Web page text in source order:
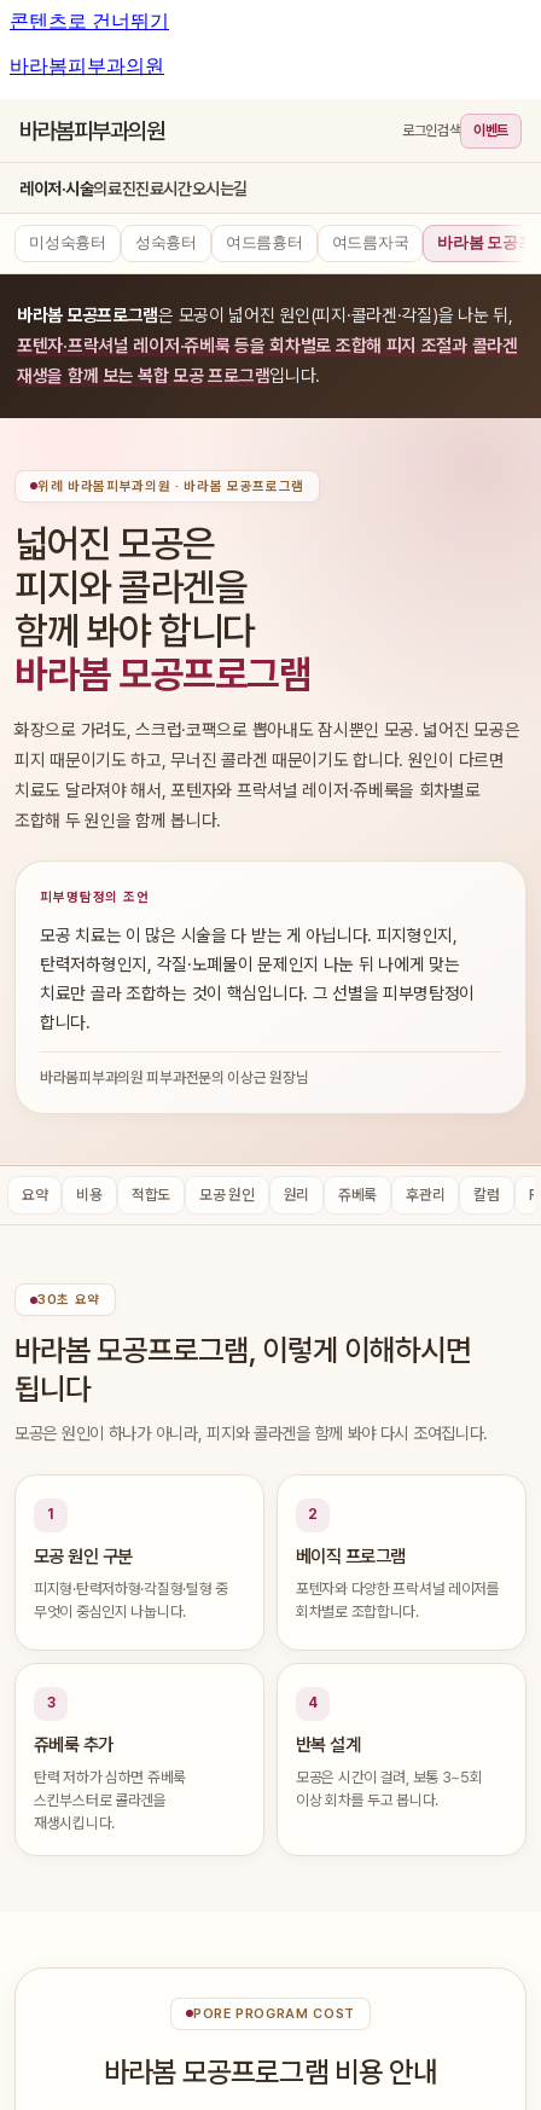
콘텐츠로 건너뛰기
바라봄피부과의원
바라봄피부과의원 로그인검색 이벤트
레이저·시술의료진진료시간오시는길
미성숙흉터 성숙흉터 여드름흉터 여드름자국 바라봄 모공프
바라봄 모공프로그램은 모공이 넓어진 원인(피지·콜라겐·각질)을 나눈 뒤,
포텐자·프락셔널 레이저·쥬베룩 등을 회차별로 조합해 피지 조절과 콜라겐
재생을 함께 보는 복합 모공 프로그램입니다.
위례 바라봄피부과의원 · 바라봄 모공프로그램
넓어진 모공은
피지와 콜라겐을
함께 봐야 합니다
바라봄 모공프로그램
화장으로 가려도, 스크럽·코팩으로 뽑아내도 잠시뿐인 모공. 넓어진 모공은
피지 때문이기도 하고, 무너진 콜라겐 때문이기도 합니다. 원인이 다르면
치료도 달라져야 해서, 포텐자와 프락셔널 레이저·쥬베룩을 회차별로
조합해 두 원인을 함께 봅니다.
피부명탐정의 조언
모공 치료는 이 많은 시술을 다 받는 게 아닙니다. 피지형인지,
탄력저하형인지, 각질·노폐물이 문제인지 나눈 뒤 나에게 맞는
치료만 골라 조합하는 것이 핵심입니다. 그 선별을 피부명탐정이
합니다.
바라봄피부과의원 피부과전문의 이상근 원장님
요약 비용 적합도 모공 원인 원리 쥬베룩 후관리 칼럼
30초 요약
바라봄 모공프로그램, 이렇게 이해하시면
됩니다
모공은 원인이 하나가 아니라, 피지와 콜라겐을 함께 봐야 다시 조여집니다.
1
모공 원인 구분
피지형·탄력저하형·각질형·털형 중
무엇이 중심인지 나눕니다.
2
베이직 프로그램
포텐자와 다양한 프락셔널 레이저를
회차별로 조합합니다.
3
쥬베룩 추가
탄력 저하가 심하면 쥬베룩
스킨부스터로 콜라겐을
재생시킵니다.
4
반복 설계
모공은 시간이 걸려, 보통 3~5회
이상 회차를 두고 봅니다.
PORE PROGRAM COST
바라봄 모공프로그램 비용 안내